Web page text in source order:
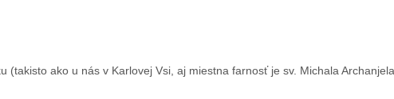
ako u nás v Karlovej Vsi, aj miestna farnosť je sv. Michala